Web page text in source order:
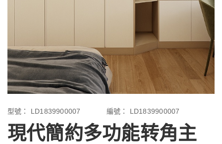
型號： LD1839900007 編號： LD1839900007
現代簡約多功能转角主